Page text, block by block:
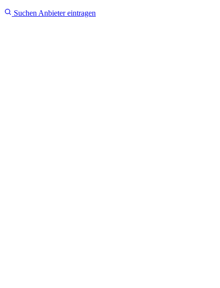
Suchen Anbieter eintragen